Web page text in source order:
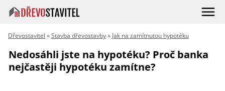
Dřevostavitel »Stavba dřevostavby» Jak na zamítnutou hypotéku
Nedosáhli jste na hypotéku? Proč banka
nejčastěji hypotéku zamítne?